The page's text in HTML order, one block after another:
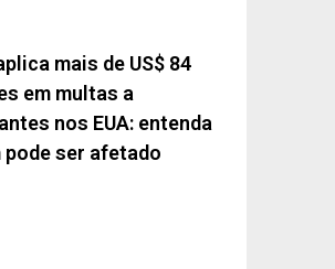
mais de US$ 84
em multas a
nos EUA: entenda
pode ser afetado